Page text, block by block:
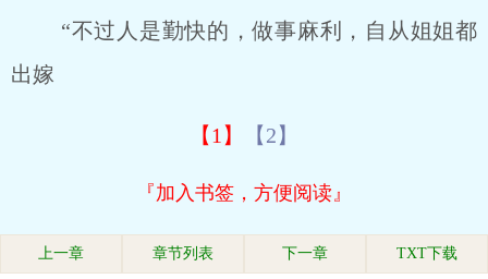
“不过人是勤快的，做事麻利，自从姐姐都
出嫁
【1】 【2】
『加入书签，方便阅读』
上一章 章节列表 下一章 TXT下载